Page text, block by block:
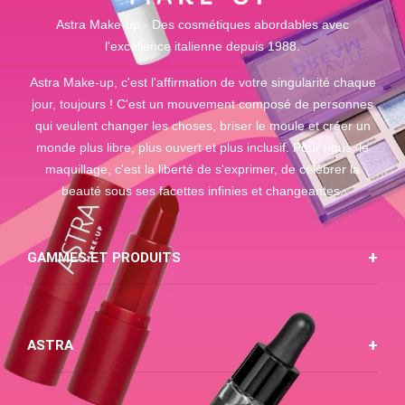
Astra Make-up - Des cosmétiques abordables avec
l'excellence italienne depuis 1988.
Astra Make-up, c'est l'affirmation de votre singularité chaque
jour, toujours ! C'est un mouvement composé de personnes
qui veulent changer les choses, briser le moule et créer un
monde plus libre, plus ouvert et plus inclusif. Pour nous, le
maquillage, c'est la liberté de s'exprimer, de célébrer la
beauté sous ses facettes infinies et changeantes.
GAMMES ET PRODUITS
ASTRA